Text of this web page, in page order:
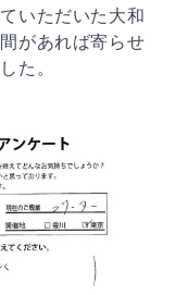
いただいた大和
があれば寄らせ
た。